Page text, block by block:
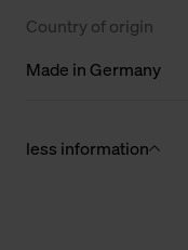
Country of origin
Made in Germany
less information